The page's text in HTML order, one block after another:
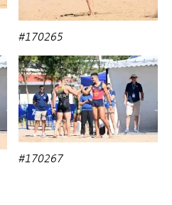
#170265
#170267